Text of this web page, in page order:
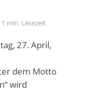
1 min. Lesezeit
27. April,
dem Motto
wird